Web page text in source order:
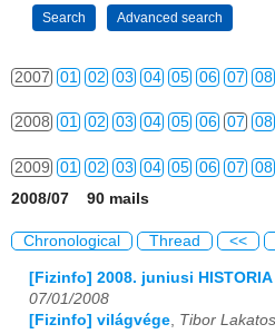
2006 01 02 03 04 05 06 07
2007 01 02 03 04 05 06 07 08
2008 01 02 03 04 05 06 07 08
2009 01 02 03 04 05 06 07 08
2012 01 02
2008/07 90 mails
Chronological Thread <<
[Fizinfo] 2008. juniusi
07/01/2008
[Fizinfo] világvége Tibor